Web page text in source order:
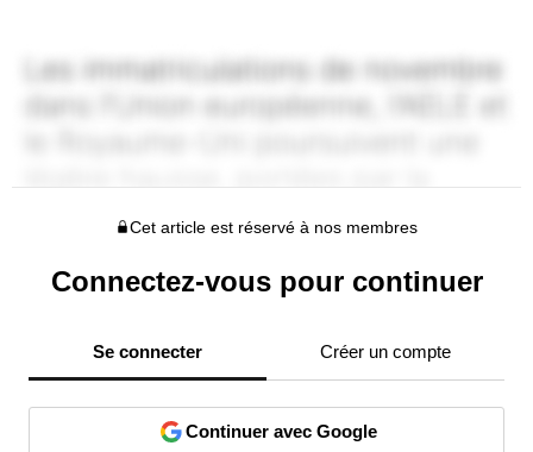
Cet article est réservé à nos membres
Connectez-vous pour continuer
Se connecter Créer un compte
Continuer avec Google